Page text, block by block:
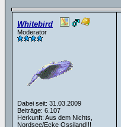
Whitebird
Moderator
Dabei seit: 31.03.2009
Beiträge: 6.107
Herkunft: Aus dem Nichts,
Nordsee/Ecke Ossiland!!!